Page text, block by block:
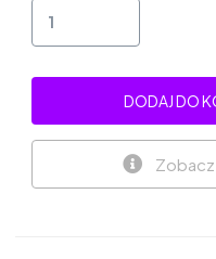
DODAJ DO